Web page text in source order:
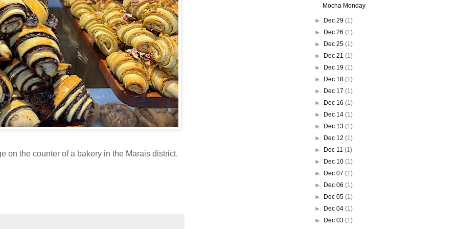
on the counter of a bakery in the Marais district.
Mocha Monday
► Dec 29(1)
►
Dec 26(1)
►
Dec 25(1)
►
Dec 21(1)
►
Dec 19(1)
►
Dec 18(1)
►
Dec 17(1)
►
Dec 16(1)
►
Dec 14(1)
►
Dec 13(1)
►
Dec 12(1)
►
Dec 11(1)
►
Dec 10(1)
►
Dec 07(1)
►
Dec 06(1)
►
Dec 05(1)
►
Dec 04(1)
►
Dec 03(1)